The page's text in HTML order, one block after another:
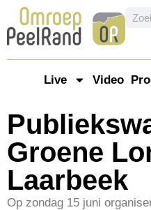
Live Video
Groene
Laarbeek
Op zondag 15 juni